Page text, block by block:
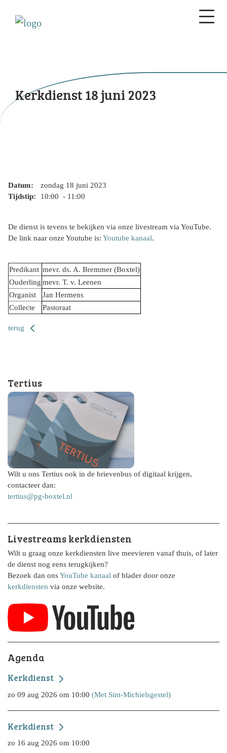
Kerkdienst 18 juni 2023
Datum:
zondag 18 juni 2023
Tijdstip:
10:00 - 11:00
De dienst is tevens te bekijken via onze livestream via YouTube.
De link naar onze Youtube is: Youtube kanaal.
Predikant mevr. ds. A. Bremmer (Boxtel)
Ouderling mevr. T. v. Leenen
Organist
Jan Hermens
Collecte
Pastoraat
terug
Tertius
Wilt u ons Tertius ook in de brievenbus of digitaal krijgen,
contacteer dan:
tertius@pg-boxtel.nl
Livestreams kerkdiensten
Wilt u graag onze kerkdiensten live meevieren vanaf thuis, of later
de dienst nog eens terugkijken?
Bezoek dan onsYouTube kanaal of blader door onze
kerkdiensten via onze website.
Agenda
Kerkdienst
zo 09 aug 2026 om 10:00 (Met Sint-Michielsgestel)
Kerkdienst
zo 16 aug 2026 om 10:00